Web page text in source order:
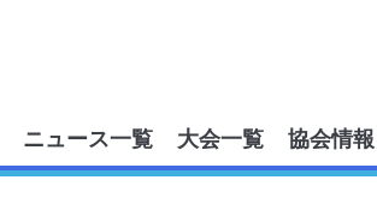
ニュース一覧 大会一覧 協会情報